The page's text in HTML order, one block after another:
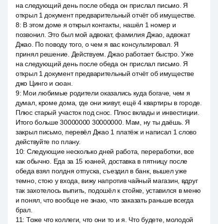
на следующий день после обеда он прислал письмо. Я
открыл 1 документ предварительный отчёт об имуществе.
8: В этом доме я открыл контакты, нашёл 1 номер и
позвонил. Это был мой адвокат, фамилия Джао, адвокат
Джао. По поводу того, о чем я вас консультировал. Я
принял решение. Действуем. Джао работает быстро. Уже
на следующий день после обеда он прислал письмо. Я
открыл 1 документ предварительный отчёт об имуществе
джо Цинго и сюан.
9: Мои любимые родители оказались куда богаче, чем я
думал, кроме дома, где они живут, ещё 4 квартиры в городе.
Плюс старый участок под снос. Плюс вклады и инвестиции.
Итого больше 30000000 30000000. Мам, ну ты даёшь. Я
закрыл письмо, перевёл Джао 1 платёж и написал 1 слово
действуйте по плану.
10: Следующие несколько дней работа, переработки, все
как обычно. Еда за 15 юаней, доставка в пятницу после
обеда взял полдня отпуска, съездил в банк, вышел уже
темно, стою у входа, вижу напротив чайный магазин, вдруг
так захотелось выпить, подошёл к стойке, уставился в меню
и понял, что вообще не знаю, что заказать раньше всегда
брал.
11: Тоже что коллеги, что они то и я. Что будете, молодой